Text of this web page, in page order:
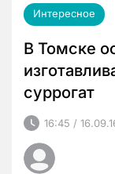
Интересное
В Томске
суррогат
16:45 /